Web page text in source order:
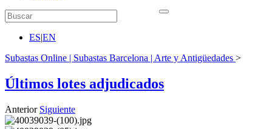
ES|EN
Subastas Online | Subastas Barcelona | Arte y Antigüedades >
Últimos lotes adjudicados
Anterior Siguiente